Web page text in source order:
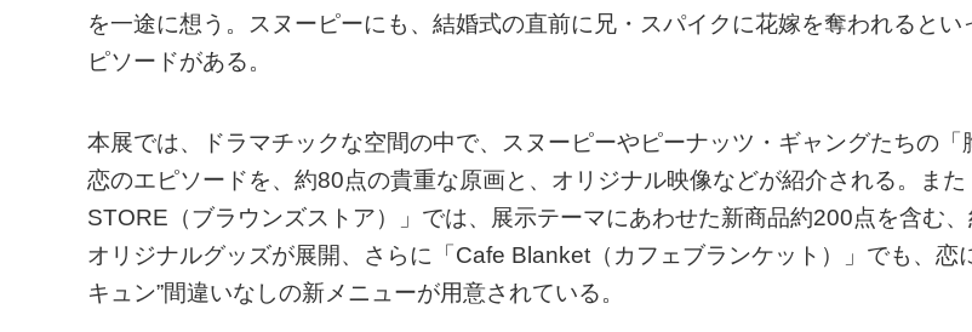
を一途に想う。スヌーピーにも、結婚式の直前に兄・スパイクに花嫁を奪われるとい
ピソードがある。
本展では、ドラマチックな空間の中で、スヌーピーやピーナッツ・ギャングたちの「
恋のエピソードを、約80点の貴重な原画と、オリジナル映像などが紹介される。また
STORE（ブラウンズストア）」では、展示テーマにあわせた新商品約200点を含む
オリジナルグッズが展開、さらに「Cafe Blanket（カフェブランケット）」でも、恋
キュン”間違いなしの新メニューが用意されている。